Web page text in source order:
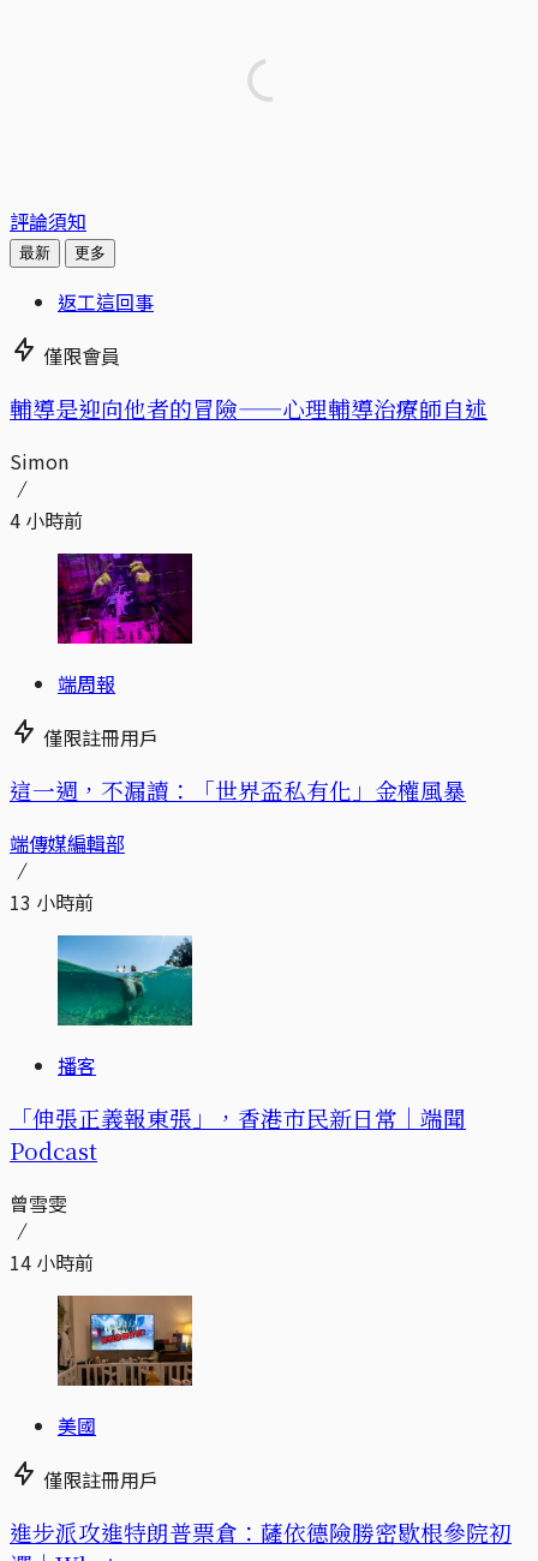
評論須知
最新 更多
返工這回事
僅限會員
輔導是迎向他者的冒險——心理輔導治療師自述
Simon
4 小時前
端周報
僅限註冊用戶
這一週，不漏讀：「世界盃私有化」金權風暴
端傳媒編輯部
13 小時前
播客
「伸張正義報東張」，香港市民新日常｜端聞
Podcast
曾雪雯
14 小時前
美國
僅限註冊用戶
進步派攻進特朗普票倉：薩依德險勝密歇根參院初